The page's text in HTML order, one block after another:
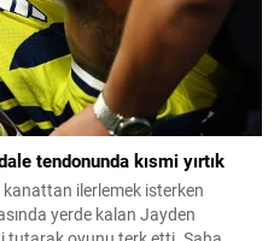
tendonunda kısmi yırtık
kanattan ilerlemek isterken
yerde kalan Jayden